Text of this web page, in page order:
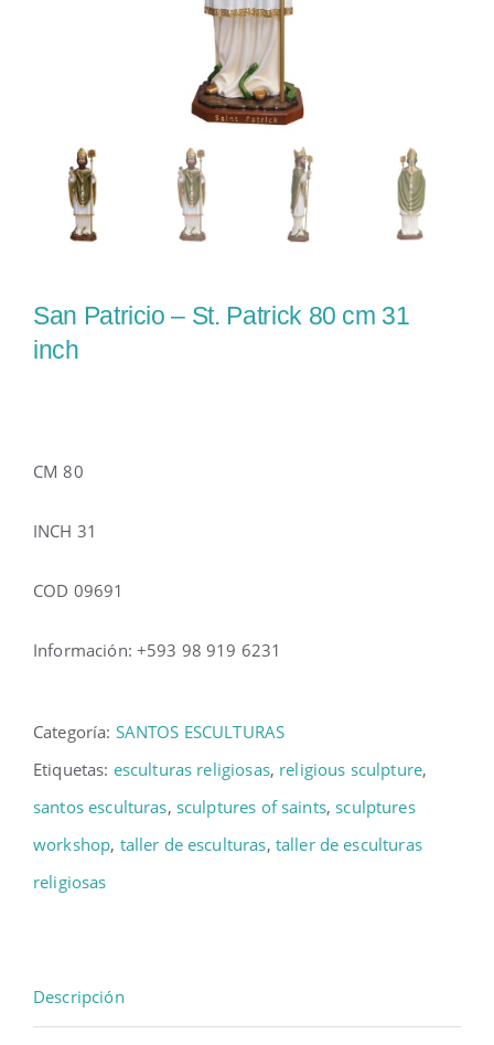
San Patricio – St. Patrick 80 cm 31
inch
CM 80
INCH 31
COD 09691
Información: +593 98 919 6231
Categoría: SANTOS ESCULTURAS
Etiquetas: esculturas religiosas, religious sculpture,
santos esculturas, sculptures of saints,sculptures
workshop, taller de esculturas, taller de esculturas
religiosas
Descripción